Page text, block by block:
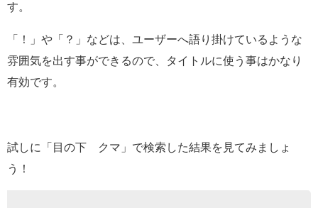
す。
「！」や「？」などは、ユーザーへ語り掛けているような
雰囲気を出す事ができるので、タイトルに使う事はかなり
有効です。
試しに「目の下 クマ」で検索した結果を見てみましょ
う！